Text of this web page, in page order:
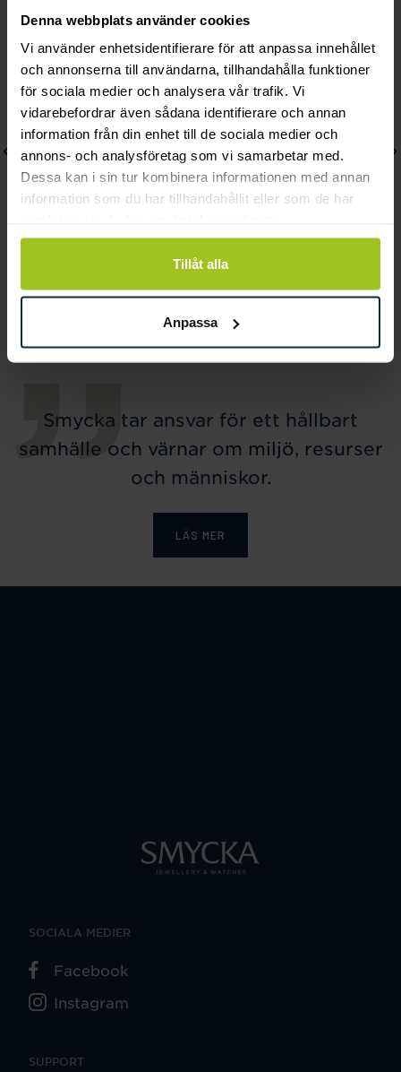
Denna webbplats använder cookies
Vi använder enhetsidentifierare för att anpassa innehållet
och annonserna till användarna, tillhandahålla funktioner
för sociala medier och analysera vår trafik. Vi
vidarebefordrar även sådana identifierare och annan
information från din enhet till de sociala medier och
annons- och analysföretag som vi samarbetar med.
Dessa kan i sin tur kombinera informationen med annan
information som du har tillhandahållit eller som de har
Tillåt alla
Anpassa
Pris
3 900 kr
Smycka tar ansvar för ett hållbart
samhälle och värnar om miljö, resurser
och människor.
LÄS MER
SUPPORT
SOCIALA MEDIER
Facebook
Instagram